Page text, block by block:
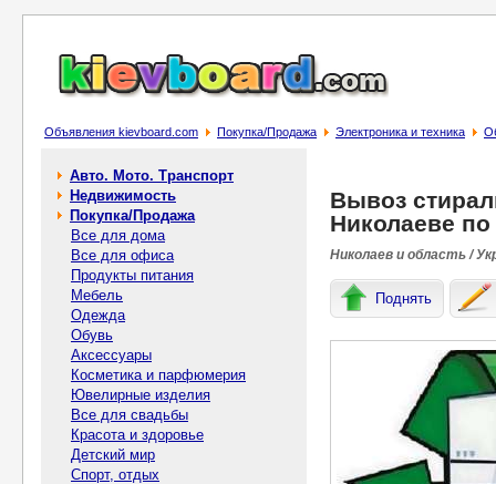
Объявления kievboard.com Покупка/Продажа Электроника и техника
Авто. Мото. Транспорт
Недвижимость
Покупка/Продажа
Все для дома
Все для офиса
Продукты питания
Мебель
Одежда
Обувь
Аксессуары
Косметика и парфюмерия
Ювелирные изделия
Все для свадьбы
Красота и здоровье
Детский мир
Спорт, отдых
Вывоз
Николаеве по
Николаев и область /
Поднять